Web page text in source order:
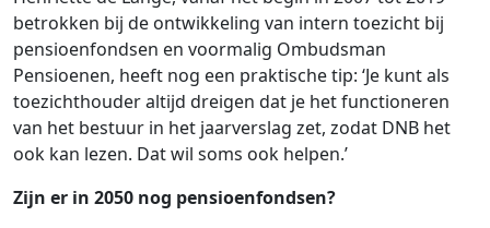
betrokken bij de ontwikkeling van intern toezicht bij
pensioenfondsen en voormalig Ombudsman
Pensioenen, heeft nog een praktische tip: ‘Je kunt als
toezichthouder altijd dreigen dat je het functioneren
van het bestuur in het jaarverslag zet, zodat DNB het
ook kan lezen. Dat wil soms ook helpen.’
Zijn er in 2050 nog pensioenfondsen?